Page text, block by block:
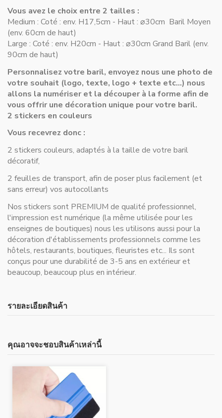
Vous avez le choix entre 2 tailles :
Medium : Coté : env. H17,5cm - Haut : ⌀30cm Baril Moyen
(env. 60cm de haut)
Large : Coté : env. H20cm - Haut : ⌀30cm Grand Baril (env.
90cm de haut)
Personnalisez votre baril, envoyez nous une photo de
votre souhait (logo, texte, logo + texte etc...) nous
allons la numériser et la découper à la forme afin de
vous offrir une décoration unique pour votre baril.
2 stickers en couleurs
Vous recevrez donc :
2 stickers couleurs, adaptés à la taille de votre baril
décoratif,
2 feuilles de transport, afin de poser plus facilement (et
sans erreur) vos autocollants
Nos stickers sont PREMIUM de qualité professionnel,
l'impression est numérique (la même utilisée pour les
enseignes de boutiques) nous les utilisons aussi pour la
décoration d'établissements professionnels comme les
hôtels, restaurants, boutiques, fleuristes etc... Ils sont
conçus pour une durabilité de 3-5 ans en extérieur et
beaucoup, beaucoup plus en intérieur.
รายละเอียดสินค้า
คุณอาจจะชอบสินค้าเหล่านี้